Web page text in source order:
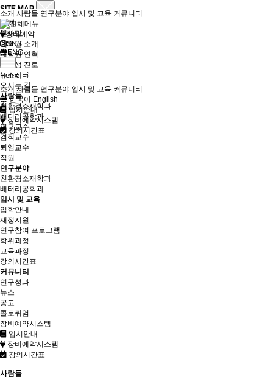
SITE MAP
소개
인사말
대학원 소개
대학원 연혁
졸업생 진로
뉴스레터
오시는 길
사람들
친환경소재학과
배터리공학과
연구교수
겸직교수
퇴임교수
직원
연구분야
친환경소재학과
배터리공학과
입시 및 교육
입학안내
재정지원
연구참여 프로그램
학위과정
교육과정
강의시간표
커뮤니티
연구성과
뉴스
공고
콜로퀴엄
장비예약시스템
입시안내
장비예약시스템
강의시간표
소개 사람들 연구분야 입시 및 교육 커뮤니티
장비예약
SNS
ENG
Home
소개 사람들 연구분야 입시 및 교육 커뮤니티
한국어 English
입시안내
장비예약시스템
강의시간표
사람들